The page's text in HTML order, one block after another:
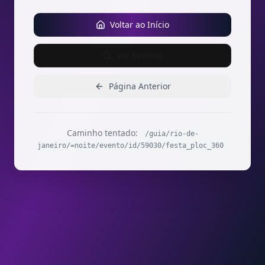
Voltar ao Início
Página Anterior
Caminho tentado:
/guia/rio-de-
janeiro/=noite/evento/id/59030/festa_ploc_360